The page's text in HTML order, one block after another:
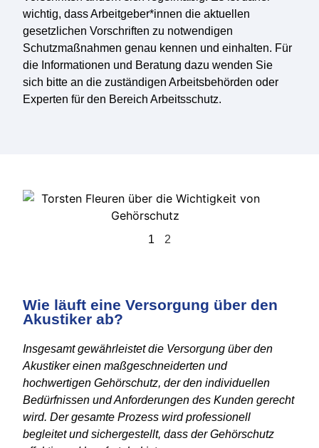
wichtig, dass Arbeitgeber*innen die aktuellen
gesetzlichen Vorschriften zu notwendigen
Schutzmaßnahmen genau kennen und einhalten. Für
die Informationen und Beratung dazu wenden Sie
sich bitte an die zuständigen Arbeitsbehörden oder
Experten für den Bereich Arbeitsschutz.
1 2
Wie läuft eine Versorgung über den
Akustiker ab?
Insgesamt gewährleistet die Versorgung über den
Akustiker einen maßgeschneiderten und
hochwertigen Gehörschutz, der den individuellen
Bedürfnissen und Anforderungen des Kunden gerecht
wird. Der gesamte Prozess wird professionell
begleitet und sichergestellt, dass der Gehörschutz